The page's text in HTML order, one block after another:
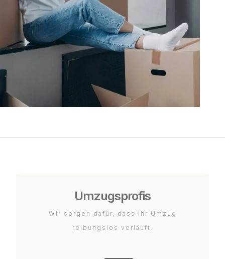
Umzugsprofis
Wir sorgen dafür, dass Ihr Umzug
reibungslos verläuft.